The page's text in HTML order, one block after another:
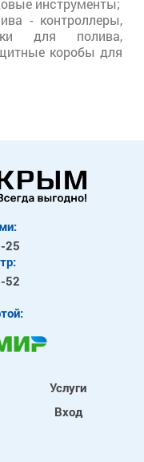
инструменты;
- контроллеры,
для полива,
коробы для
25
52
Услуги
Вход